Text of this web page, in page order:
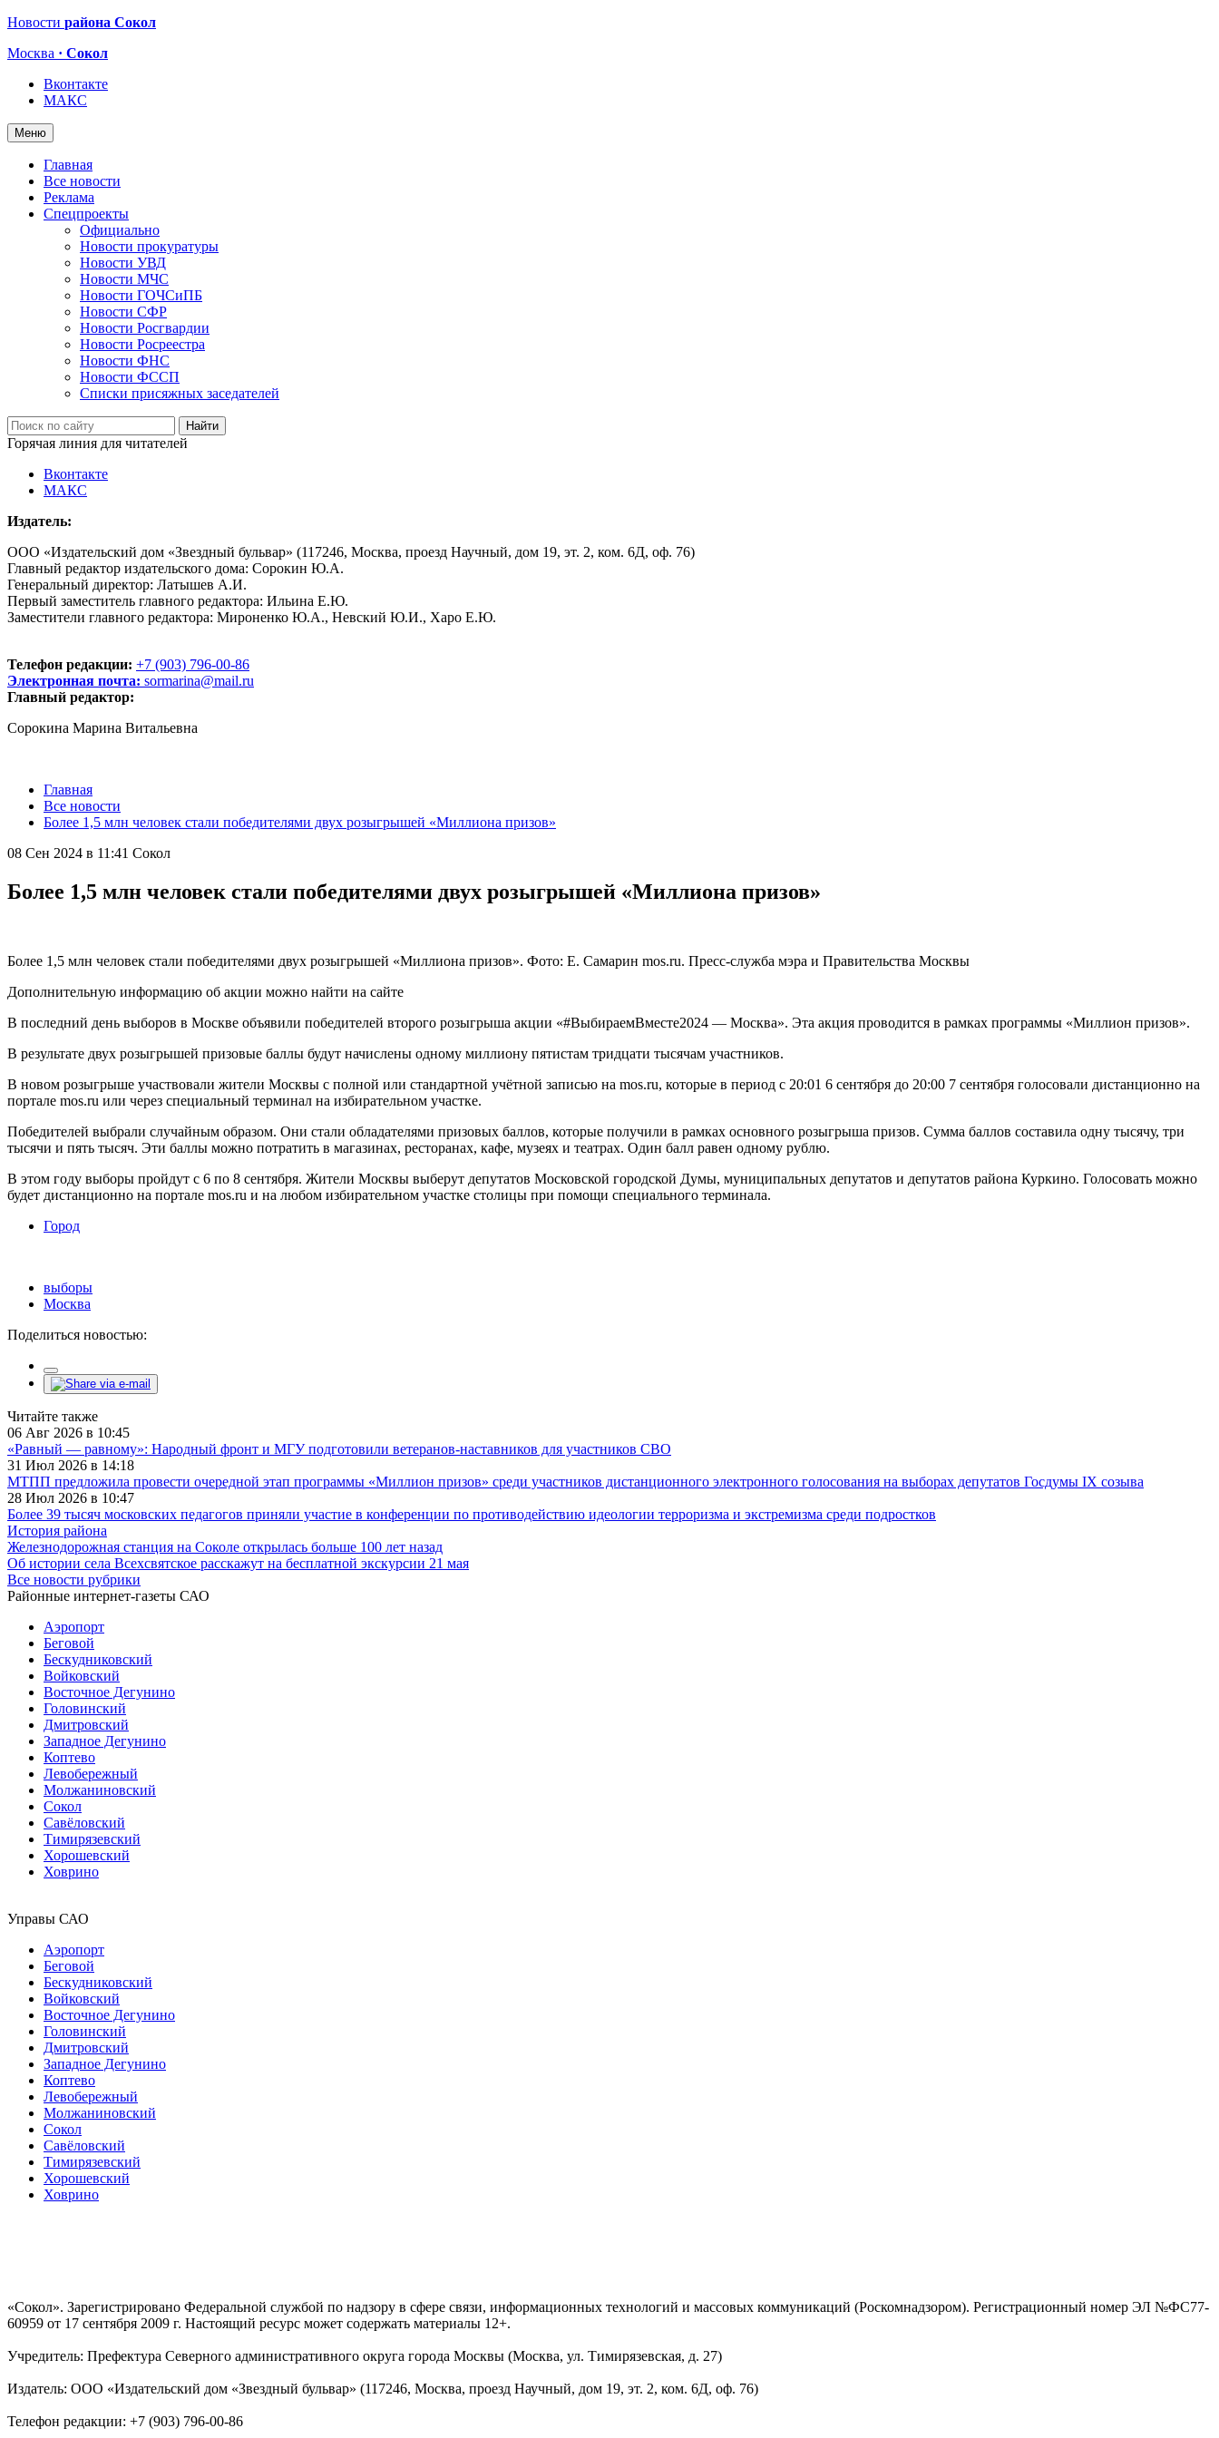
Новости района Сокол
Москва · Сокол
Вконтакте
МАКС
Меню
Главная
Все новости
Реклама
Спецпроекты
Официально
Новости прокуратуры
Новости УВД
Новости МЧС
Новости ГОЧСиПБ
Новости СФР
Новости Росгвардии
Новости Росреестра
Новости ФНС
Новости ФССП
Списки присяжных заседателей
Горячая линия для читателей
Вконтакте
МАКС
Издатель:
ООО «Издательский дом «Звездный бульвар» (117246, Москва, проезд Научный, дом 19, эт. 2, ком. 6Д, оф. 76)
Главный редактор издательского дома: Сорокин Ю.А.
Генеральный директор: Латышев А.И.
Первый заместитель главного редактора: Ильина Е.Ю.
Заместители главного редактора: Мироненко Ю.А., Невский Ю.И., Харо Е.Ю.
Телефон редакции: +7 (903) 796-00-86
Электронная почта: sormarina@mail.ru
Главный редактор:
Сорокина Марина Витальевна
Главная
Все новости
Более 1,5 млн человек стали победителями двух розыгрышей «Миллиона призов»
08 Сен 2024 в 11:41 Сокол
Более 1,5 млн человек стали победителями двух розыгрышей «Миллиона призов»
Более 1,5 млн человек стали победителями двух розыгрышей «Миллиона призов». Фото: Е. Самарин mos.ru. Пресс-служба мэра и Правительства Москвы
Дополнительную информацию об акции можно найти на сайте
В последний день выборов в Москве объявили победителей второго розыгрыша акции «#ВыбираемВместе2024 — Москва». Эта акция проводится в рамках программы «Миллион призов».
В результате двух розыгрышей призовые баллы будут начислены одному миллиону пятистам тридцати тысячам участников.
В новом розыгрыше участвовали жители Москвы с полной или стандартной учётной записью на mos.ru, которые в период с 20:01 6 сентября до 20:00 7 сентября голосовали дистанционно на
портале mos.ru или через специальный терминал на избирательном участке.
Победителей выбрали случайным образом. Они стали обладателями призовых баллов, которые получили в рамках основного розыгрыша призов. Сумма баллов составила одну тысячу, три
тысячи и пять тысяч. Эти баллы можно потратить в магазинах, ресторанах, кафе, музеях и театрах. Один балл равен одному рублю.
В этом году выборы пройдут с 6 по 8 сентября. Жители Москвы выберут депутатов Московской городской Думы, муниципальных депутатов и депутатов района Куркино. Голосовать можно
будет дистанционно на портале mos.ru и на любом избирательном участке столицы при помощи специального терминала.
Город
выборы
Москва
Поделиться новостью:
Читайте также
06 Авг 2026 в 10:45
«Равный — равному»: Народный фронт и МГУ подготовили ветеранов-наставников для участников СВО
31 Июл 2026 в 14:18
МТПП предложила провести очередной этап программы «Миллион призов» среди участников дистанционного электронного голосования на выборах депутатов Госдумы IX созыва
28 Июл 2026 в 10:47
Более 39 тысяч московских педагогов приняли участие в конференции по противодействию идеологии терроризма и экстремизма среди подростков
История района
Железнодорожная станция на Соколе открылась больше 100 лет назад
Об истории села Всехсвятское расскажут на бесплатной экскурсии 21 мая
Все новости рубрики
Районные интернет-газеты САО
Аэропорт
Беговой
Бескудниковский
Войковский
Восточное Дегунино
Головинский
Дмитровский
Западное Дегунино
Коптево
Левобережный
Молжаниновский
Сокол
Савёловский
Тимирязевский
Хорошевский
Ховрино
Управы САО
Аэропорт
Беговой
Бескудниковский
Войковский
Восточное Дегунино
Головинский
Дмитровский
Западное Дегунино
Коптево
Левобережный
Молжаниновский
Сокол
Савёловский
Тимирязевский
Хорошевский
Ховрино
«Сокол». Зарегистрировано Федеральной службой по надзору в сфере связи, информационных технологий и массовых коммуникаций (Роскомнадзором). Регистрационный номер ЭЛ №ФС77-
60959 от 17 сентября 2009 г. Настоящий ресурс может содержать материалы 12+.
Учредитель: Префектура Северного административного округа города Москвы (Москва, ул. Тимирязевская, д. 27)
Издатель: ООО «Издательский дом «Звездный бульвар» (117246, Москва, проезд Научный, дом 19, эт. 2, ком. 6Д, оф. 76)
Телефон редакции: +7 (903) 796-00-86